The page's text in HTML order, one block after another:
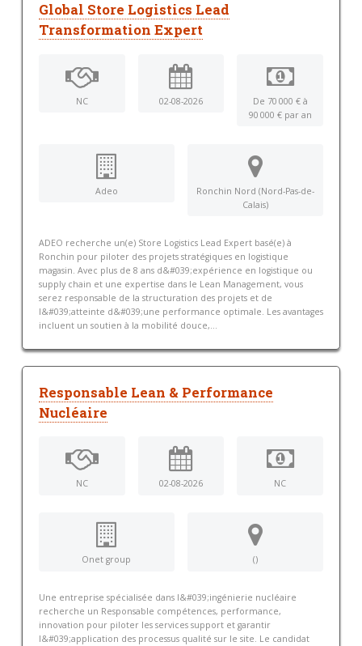
Global Store Logistics Lead
Transformation Expert
NC 02-08-2026
De 70 000 € à
90 000 € par an
Adeo
Ronchin Nord (Nord-Pas-de-
Calais)
ADEO recherche un(e) Store Logistics Lead Expert basé(e) à
Ronchin pour piloter des projets stratégiques en logistique
magasin. Avec plus de 8 ans d&#039;expérience en logistique ou
supply chain et une expertise dans le Lean Management, vous
serez responsable de la structuration des projets et de
l&#039;atteinte d&#039;une performance optimale. Les avantages
incluent un soutien à la mobilité douce,...
Responsable Lean & Performance
Nucléaire
NC 02-08-2026 NC
Onet group ()
Une entreprise spécialisée dans l&#039;ingénierie nucléaire
recherche un Responsable compétences, performance,
innovation pour piloter les services support et garantir
l&#039;application des processus qualité sur le site. Le candidat